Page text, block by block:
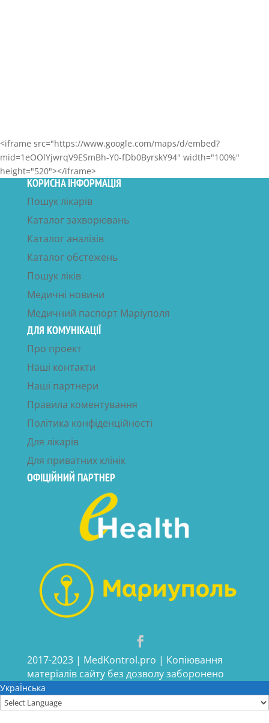
<iframe src="https://www.google.com/maps/d/embed?
mid=1eOOlYjwrqV9ESmBh-Y0-fDb0ByrskY94" width="100%"
height="520"></iframe>
КОРИСНА ІНФОРМАЦІЯ
Пошук лікарів
Каталог захворювань
Каталог аналізів
Каталог обстежень
Пошук ліків
Медичні новини
Медичний паспорт Маріуполя
ДЛЯ КОМУНІКАЦІЇ
Про проект
Наші контакти
Наші партнери
Правила коментування
Політика конфіденційності
Для лікарів
Для приватних клінік
ОФІЦІЙНИЙ ПАРТНЕР
2017-2023 | MedKontrol.pro | Копіювання
матеріалів сайту без дозволу заборонено
УкраЇнська